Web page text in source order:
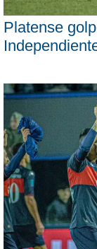
Platense